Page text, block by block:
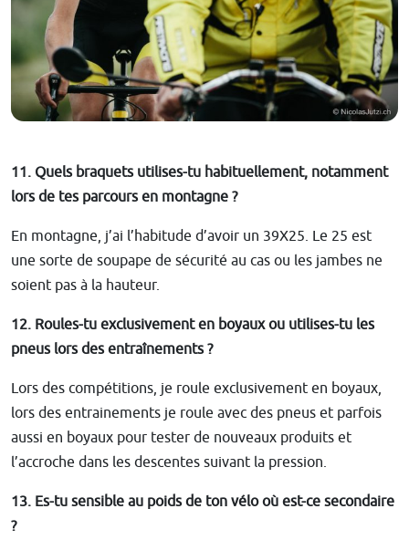
11. Quels braquets utilises-tu habituellement, notamment
lors de tes parcours en montagne ?
En montagne, j’ai l’habitude d’avoir un 39X25. Le 25 est
une sorte de soupape de sécurité au cas ou les jambes ne
soient pas à la hauteur.
12. Roules-tu exclusivement en boyaux ou utilises-tu les
pneus lors des entraînements ?
Lors des compétitions, je roule exclusivement en boyaux,
lors des entrainements je roule avec des pneus et parfois
aussi en boyaux pour tester de nouveaux produits et
l’accroche dans les descentes suivant la pression.
13. Es-tu sensible au poids de ton vélo où est-ce secondaire
?